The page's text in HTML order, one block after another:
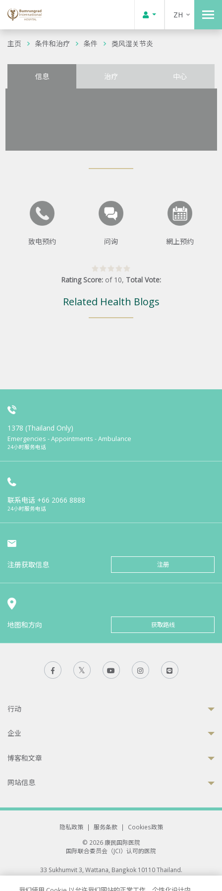
ZH
主页 条件和治疗 条件 类风湿关节炎
信息 治疗 中心
致电预约 问询 網上预约
Rating Score: of 10, Total Vote:
Related Health Blogs
1378 (Thailand Only)
Emergencies - Appointments - Ambulance
24小时服务电话
联系电话 +66 2066 8888
24小时服务电话
注册获取信息 注册
地图和方向 获取路线
行动
企业
博客和文章
网站信息
隐私政策 | 服务条款 |
Cookies政策
© 2026 康民国际医院
国际联合委员会（JCI）认可的医院
33 Sukhumvit 3, Wattana, Bangkok 10110 Thailand.
All rights reserved.